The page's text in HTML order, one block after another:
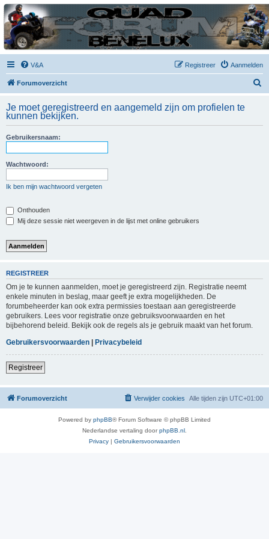
| QFB |
Hét quadforum van de Benelux
V&A Aanmelden
Registreer
Forumoverzicht
k
Je moet geregistreerd en aangemeld zijn om profielen te
kunnen bekijken.
Gebruikersnaam:
Wachtwoord:
Ik ben mijn wachtwoord vergeten
Onthouden
Mij deze sessie niet weergeven in de lijst met online gebruikers
REGISTREER
Om je te kunnen aanmelden, moet je geregistreerd zijn. Registratie neemt
enkele minuten in beslag, maar geeft je extra mogelijkheden. De
forumbeheerder kan ook extra permissies toestaan aan geregistreerde
gebruikers. Lees voor registratie onze gebruiksvoorwaarden en het
bijbehorend beleid. Bekijk ook de regels als je gebruik maakt van het forum.
Gebruikersvoorwaarden | Privacybeleid
Registreer
Forumoverzicht Alle tijden zijn UTC+01:00
Verwijder cookies
Powered by phpBB® Forum Software © phpBB Limited
Nederlandse vertaling doorphpBB.nl
Privacy | Gebruikersvoorwaarden